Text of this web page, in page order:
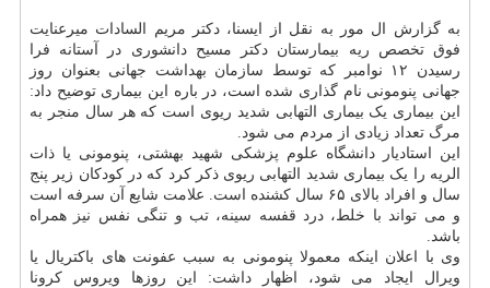
به گزارش ال مور به نقل از ایسنا، دکتر مریم السادات میرعنایت
فوق تخصص ریه بیمارستان دکتر مسیح دانشوری در آستانه فرا
رسیدن ۱۲ نوامبر که توسط سازمان بهداشت جهانی بعنوان روز
جهانی پنومونی نام گذاری شده است، در باره این بیماری توضیح داد:
این بیماری یک بیماری التهابی شدید ریوی است که هر سال منجر به
مرگ تعداد زیادی از مردم می شود.
این استادیار دانشگاه علوم پزشکی شهید بهشتی، پنومونی یا ذات
الریه را یک بیماری شدید التهابی ریوی ذکر کرد که در کودکان زیر پنج
سال و افراد بالای ۶۵ سال کشنده است. علامت شایع آن سرفه است
و می تواند با خلط، درد قفسه سینه، تب و تنگی نفس نیز همراه
باشد.
وی با اعلان اینکه معمولا پنومونی به سبب عفونت های باکتریال یا
ویرال ایجاد می شود، اظهار داشت: این روزها ویروس کرونا